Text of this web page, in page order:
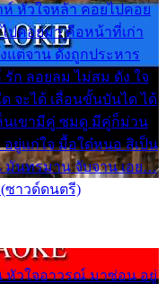
หัวใจหล้า คอยไปคอย
ปคอยมา คือหน้าที่เก่า
แต่จาน ดั่งถูกประหาร
ก ลอยลม ไม่สม ดัง ใจ
จะได้ เลื่อนขั้นบันได ได้
นเขามีคู่ ซมดู มีคู่ก็ม่วน
ยู่แก่ใจ มื้อใด๋หนอ สิเป็น
มันทรมาน จับจาน เอย…
(ซาวด์ดนตรี)
หัวใจอาวรณ์ มาซ่อน อยู่